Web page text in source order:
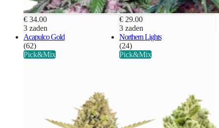
€ 34.00
3 zaden
€ 29.00
3 zaden
Acapulco Gold
(62)
Pick&Mix
Northern Lights
(24)
Pick&Mix